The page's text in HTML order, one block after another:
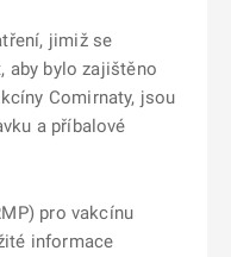
jimiž se
aby bylo zajištěno
Comirnaty, jsou
a příbalové
pro vakcínu
informace